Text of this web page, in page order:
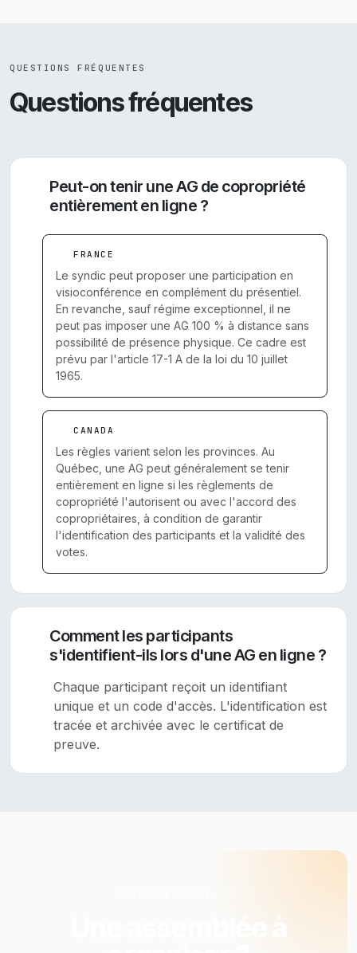
QUESTIONS FRÉQUENTES
Questions fréquentes
Peut-on tenir une AG de copropriété
entièrement en ligne ?
FRANCE
Le syndic peut proposer une participation en
visioconférence en complément du présentiel.
En revanche, sauf régime exceptionnel, il ne
peut pas imposer une AG 100 % à distance sans
possibilité de présence physique. Ce cadre est
prévu par l'article 17-1 A de la loi du 10 juillet
1965.
CANADA
Les règles varient selon les provinces. Au
Québec, une AG peut généralement se tenir
entièrement en ligne si les règlements de
copropriété l'autorisent ou avec l'accord des
copropriétaires, à condition de garantir
l'identification des participants et la validité des
votes.
Comment les participants
s'identifient-ils lors d'une AG en ligne ?
Chaque participant reçoit un identifiant
unique et un code d'accès. L'identification est
tracée et archivée avec le certificat de
preuve.
Une assemblée à